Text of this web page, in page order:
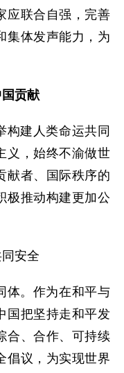
应联合自强，完善
集体发声能力，为
贡献
构建人类命运共同
义，始终不渝做世
献者、国际秩序的
极推动构建更加公
安全
体。作为在和平与
国把坚持走和平发
合、合作、可持续
倡议，为实现世界